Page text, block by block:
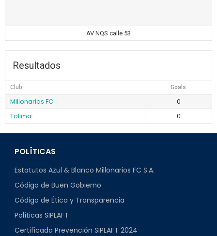
AV NQS calle 53
Resultados
Club Goals
Millonarios FC 0
Tolima 0
POLÍTICAS
Estatutos Azul & Blanco Millonarios FC S.A.
Código de Buen Gobierno
Código de Ética y Transparencia
Políticas SIPLAFT
Certificado Prevención SIPLAFT 2024